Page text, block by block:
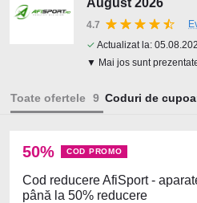
August 2026
4.7
✓ Actualizat la:
▼ Mai jos sunt
Toate ofertele Coduri de
50% COD PROMO
Cod reducere AfiSport -
până la 50% reducere